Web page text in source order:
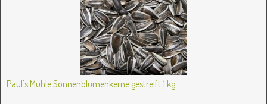
Paul's Mühle Sonnenblumenkerne gestreift 1 kg...